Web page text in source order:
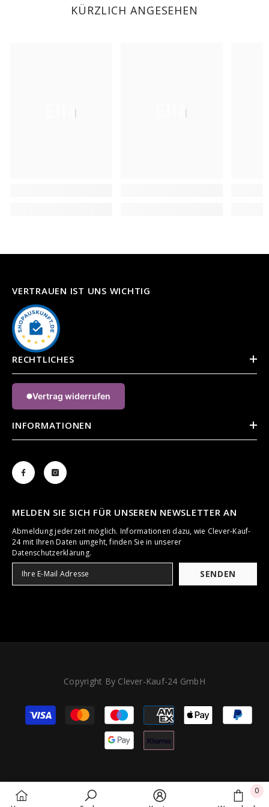
KÜRZLICH ANGESEHEN
Ella Ella
VERTRAUEN IST UNS WICHTIG
RECHTLICHES
Vertrag widerrufen
INFORMATIONEN
MELDEN SIE SICH FÜR UNSEREN NEWSLETTER AN
Abmeldung jederzeit möglich. Informationen dazu, wie Clever-Kauf-
24 mit Ihren Daten umgeht, finden Sie in unserer
Datenschutzerklärung.
SENDEN
Copyright By Clever-Kauf-24 GmbH
Zahlungsarten
0
0